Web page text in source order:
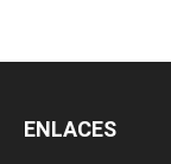
ENLACES